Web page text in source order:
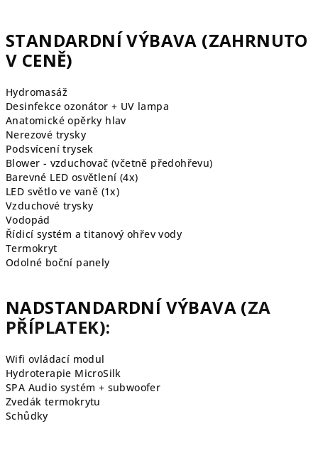
STANDARDNÍ VÝBAVA (ZAHRNUTO
V CENĚ)
Hydromasáž
Desinfekce ozonátor + UV lampa
Anatomické opěrky hlav
Nerezové trysky
Podsvícení trysek
Blower - vzduchovač (včetně předohřevu)
Barevné LED osvětlení (4x)
LED světlo ve vaně (1x)
Vzduchové trysky
Vodopád
Řídicí systém a titanový ohřev vody
Termokryt
Odolné boční panely
NADSTANDARDNÍ VÝBAVA (ZA
PŘÍPLATEK):
Wifi ovládací modul
Hydroterapie MicroSilk
SPA Audio systém + subwoofer
Zvedák termokrytu
Schůdky